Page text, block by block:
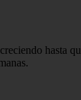
hasta